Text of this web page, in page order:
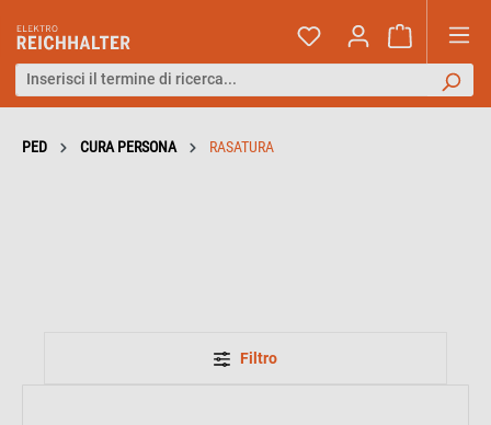
PED CURA PERSONA RASATURA
Filtro